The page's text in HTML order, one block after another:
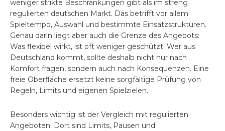
weniger strikte Beschränkungen gibt als im streng
regulierten deutschen Markt. Das betrifft vor allem
Spieltempo, Auswahl und bestimmte Einsatzstrukturen.
Genau darin liegt aber auch die Grenze des Angebots:
Was flexibel wirkt, ist oft weniger geschützt. Wer aus
Deutschland kommt, sollte deshalb nicht nur nach
Komfort fragen, sondern auch nach Konsequenzen. Eine
freie Oberfläche ersetzt keine sorgfältige Prüfung von
Regeln, Limits und eigenen Spielzielen.
Besonders wichtig ist der Vergleich mit regulierten
Angeboten. Dort sind Limits, Pausen und